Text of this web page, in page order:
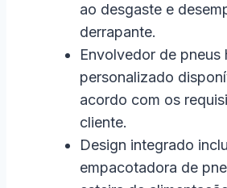
ao desgaste e
derrapante.
Envolvedor de pneus
personalizado
acordo com os
cliente.
Design integrado
empacotadora de